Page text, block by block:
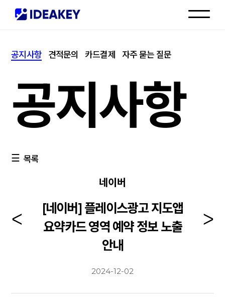
고객센터
공지사항 견적문의 카드결제 자주 묻는 질문
공지사항
목록
네이버
[네이버] 플레이스광고 지도앱
요약카드 영역 예약 정보 노출
안내
2024-12-02